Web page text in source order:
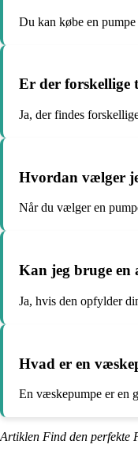
Du kan købe en
Er der forskellige
Ja, der findes
Hvordan vælger
Når du vælger en
Kan jeg bruge en
Ja, hvis den opfylder
Hvad er en
En væskepumpe er en
Artiklen Find den perfekte